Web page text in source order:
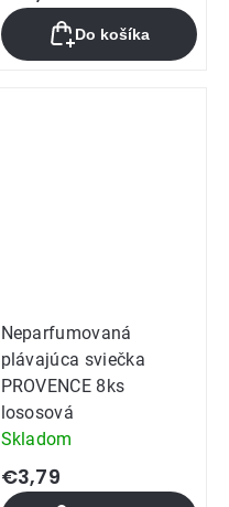
Do košíka
Neparfumovaná
plávajúca sviečka
PROVENCE 8ks
lososová
Skladom
€3,79